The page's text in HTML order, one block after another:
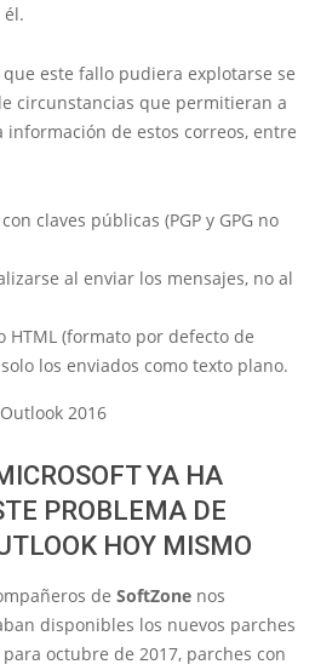
este fallo pudiera explotarse se
circunstancias que permitieran a
de estos correos, entre
claves públicas (PGP y GPG no
al enviar los mensajes, no al
HTML (formato por defecto de
los enviados como texto plano.
YA HA
PROBLEMA DE
HOY MISMO
de SoftZone nos
disponibles los nuevos parches
octubre de 2017, parches con